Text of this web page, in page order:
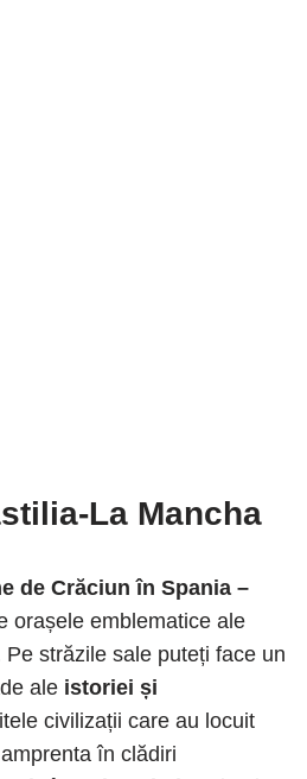
La Mancha
de Crăciun în Spania –
orașele emblematice ale
străzile sale puteți face un
ale istoriei și
civilizații care au locuit
în clădiri